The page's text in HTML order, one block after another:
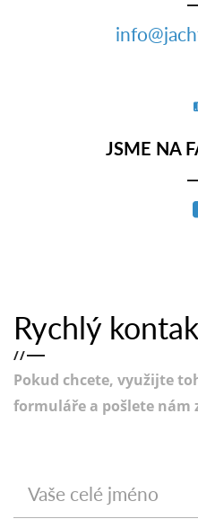
JSME NA
Rychlý
/ /
Pokud chcete, využijte
formuláře a pošlete nám